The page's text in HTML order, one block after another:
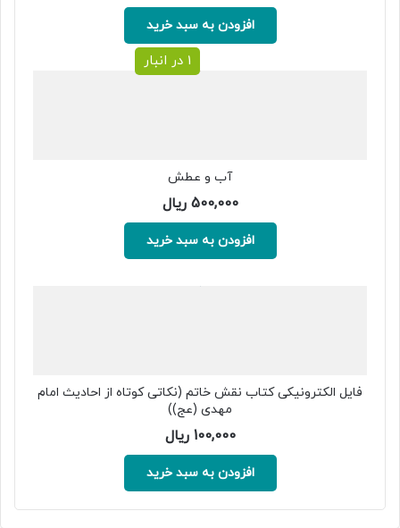
اصلی:
1,000,000 ریال
بود.
فعلی:
افزودن به سبد خرید
1 در انبار
آب و عطش
500,000 ریال
افزودن به سبد خرید
فایل الکترونیکی کتاب نقش خاتم (نکاتی کوتاه از احادیث امام
مهدی (عج))
100,000 ریال
افزودن به سبد خرید